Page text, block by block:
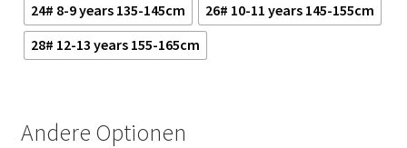
24# 8-9 years 135-145cm
26# 10-11 years 145-155cm
28# 12-13 years 155-165cm
Andere Optionen